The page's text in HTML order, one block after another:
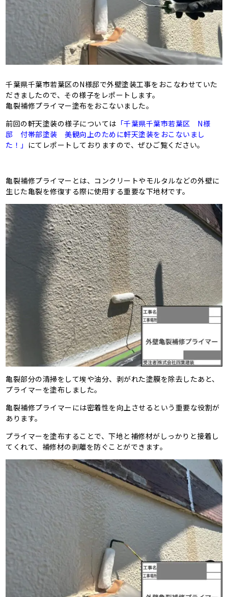
千葉県千葉市若葉区のN様邸で外壁塗装工事をおこなわせていた
だきましたので、その様子をレポートします。
亀裂補修プライマー塗布をおこないました。
前回の軒天塗装の様子については 「千葉県千葉市若葉区 N様
邸 付帯部塗装 美観向上のために軒天塗装をおこないまし
た！」 にてレポートしておりますので、ぜひご覧ください。
亀裂補修プライマーとは、コンクリートやモルタルなどの外壁に
生じた亀裂を修復する際に使用する重要な下地材です。
亀裂部分の清掃をして埃や油分、剥がれた塗膜を除去したあと、
プライマーを塗布しました。
亀裂補修プライマーには密着性を向上させるという重要な役割が
あります。
プライマーを塗布することで、下地と補修材がしっかりと接着し
てくれて、補修材の剥離を防ぐことができます。